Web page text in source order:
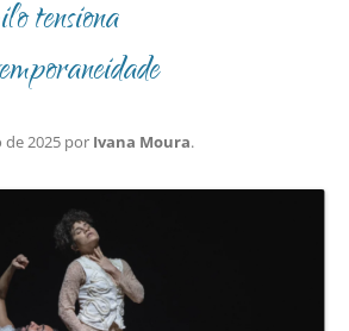
tensiona
de 2025 por Ivana Moura.